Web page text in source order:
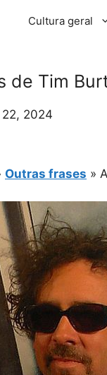
Cultura geral
de Tim
2024
Outras frases »